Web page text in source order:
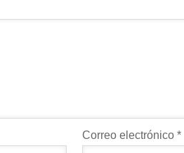
Correo electrónico *